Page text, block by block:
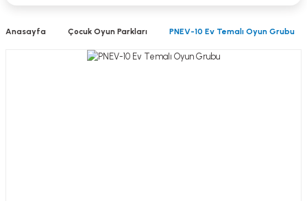
Anasayfa Çocuk Oyun Parkları PNEV-10 Ev Temalı Oyun Grubu